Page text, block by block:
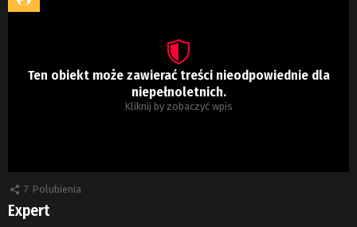
Ten obiekt może zawierać treści nieodpowiednie dla
niepełnoletnich.
Kliknij by zobaczyć wpis
7 Polubienia
Expert